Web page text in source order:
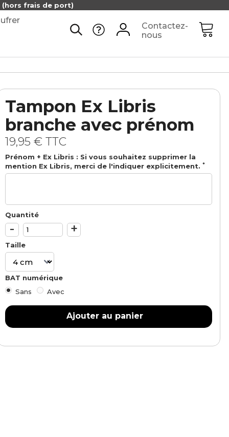
frais de port)
Contactez-
nous
Tampon Ex Libris
branche avec prénom
19,95 € TTC
Prénom + Ex Libris : Si vous souhaitez supprimer la
mention Ex Libris, merci de l'indiquer explicitement.*
Quantité
- +
Taille
BAT numérique
Sans
Avec
Ajouter au panier